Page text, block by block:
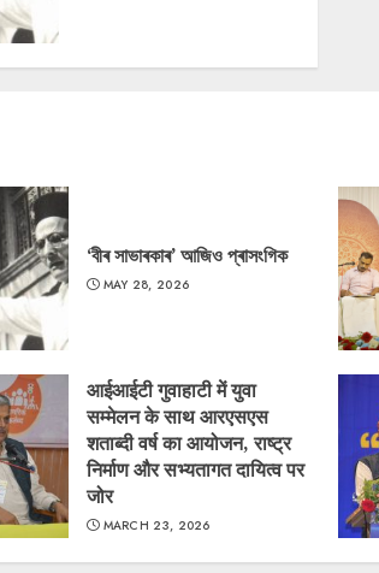
‘বীৰ সাভাৰকাৰ’ আজিও প্ৰাসংগিক
MAY 28, 2026
आईआईटी गुवाहाटी में युवा
सम्मेलन के साथ आरएसएस
शताब्दी वर्ष का आयोजन, राष्ट्र
निर्माण और सभ्यतागत दायित्व पर
जोर
MARCH 23, 2026